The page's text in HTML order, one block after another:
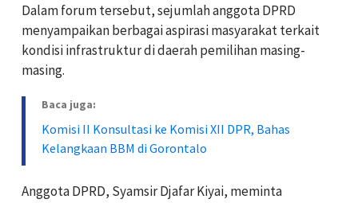
Dalam forum tersebut, sejumlah anggota DPRD
menyampaikan berbagai aspirasi masyarakat terkait
kondisi infrastruktur di daerah pemilihan masing-
masing.
Baca juga:
Komisi II Konsultasi ke Komisi XII DPR, Bahas
Kelangkaan BBM di Gorontalo
Anggota DPRD, Syamsir Djafar Kiyai, meminta